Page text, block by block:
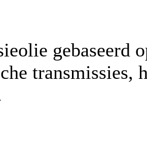
gebaseerd
transmissies,